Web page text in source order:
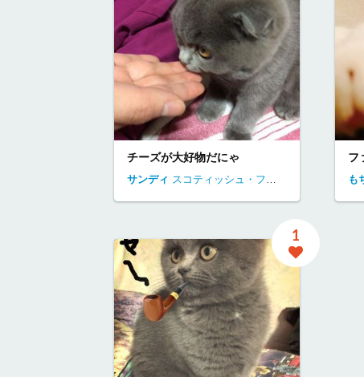
チーズが大好物だにゃ
サンディ スコティッシュ・フォールド 神奈川県
フ
も
1